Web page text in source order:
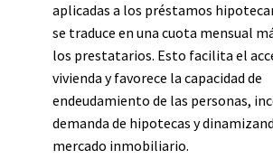
aplicadas a los préstamos
se traduce en una cuota mensual
los prestatarios. Esto facilita el
vivienda y favorece la capacidad de
endeudamiento de las personas,
demanda de hipotecas y
mercado inmobiliario.